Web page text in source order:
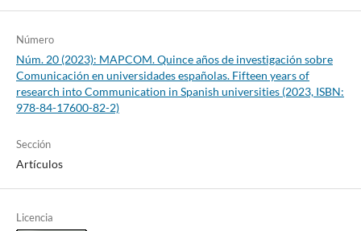
Número
Núm. 20 (2023): MAPCOM. Quince años de investigación sobre
Comunicación en universidades españolas. Fifteen years of
research into Communication in Spanish universities (2023, ISBN:
978-84-17600-82-2)
Sección
Artículos
Licencia